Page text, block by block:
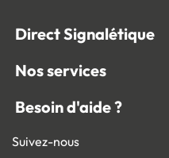
Direct Signalétique
Nos services
Besoin d'aide ?
Suivez-nous